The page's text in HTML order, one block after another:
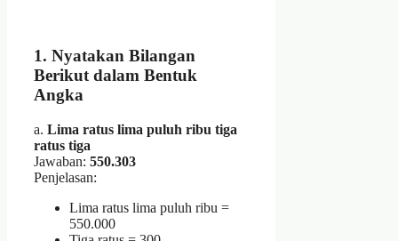
1. Nyatakan Bilangan
Berikut dalam Bentuk
Angka
a. Lima ratus lima puluh ribu tiga
ratus tiga
Jawaban: 550.303
Penjelasan:
Lima ratus lima puluh ribu =
550.000